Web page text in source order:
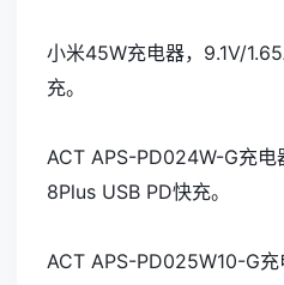
小米45W充电器，9.1V/
充。
ACT APS-PD024W-G充
8Plus USB PD快充。
ACT APS-PD025W10-G